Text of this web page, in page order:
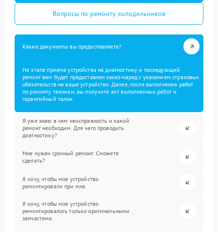
Вопросы по ремонту холодильников
Какие документы вы предоставляете?
На этапе приема устройства на диагностику и последующий
ремонт вам будет предоставлен заказ-наряд с указанием страховых
обязательств на ваше устройство. Далее, после выполнения работ
по ремонту техники, вы получите акт выполненных работ и
гарантийный талон.
Я уже знаю в чем неисправность и какой
ремонт необходим. Для чего проводить
диагностику?
Мне нужен срочный ремонт. Сможете
сделать?
Я хочу, чтобы мое устройство
ремонтировали при мне.
Я хочу, чтобы мое устройство
ремонтировалось только оригинальными
запчастями.